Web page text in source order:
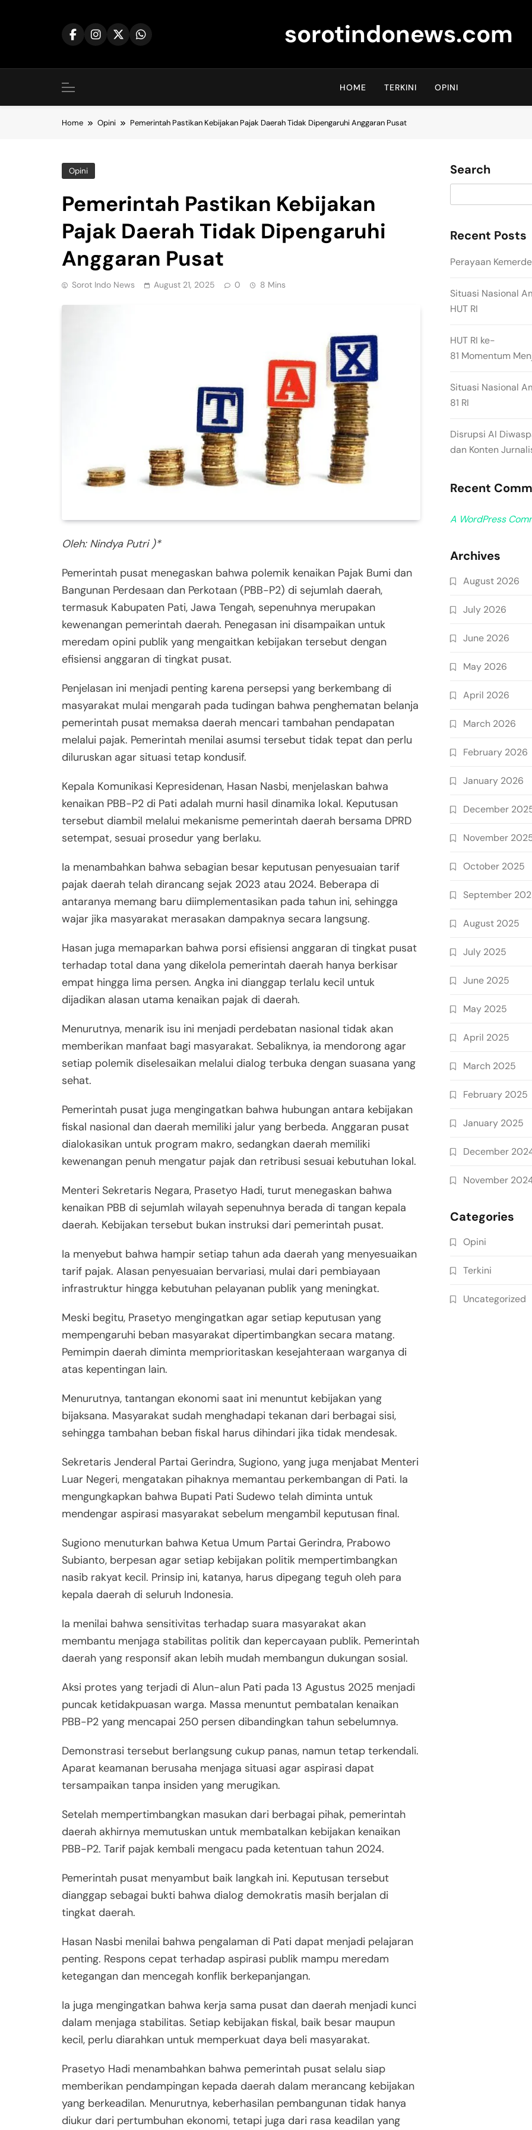
sorotindonews.com
HOME TERKINI OPINI
Home Opini Pemerintah Pastikan Kebijakan Pajak Daerah Tidak Dipengaruhi Anggaran Pusat
Opini
Pemerintah Pastikan Kebijakan
Pajak Daerah Tidak Dipengaruhi
Anggaran Pusat
Sorot Indo News August 21, 2025 0 8 Mins
Oleh: Nindya Putri )*
Pemerintah pusat menegaskan bahwa polemik kenaikan Pajak Bumi dan
Bangunan Perdesaan dan Perkotaan (PBB-P2) di sejumlah daerah,
termasuk Kabupaten Pati, Jawa Tengah, sepenuhnya merupakan
kewenangan pemerintah daerah. Penegasan ini disampaikan untuk
meredam opini publik yang mengaitkan kebijakan tersebut dengan
efisiensi anggaran di tingkat pusat.
Penjelasan ini menjadi penting karena persepsi yang berkembang di
masyarakat mulai mengarah pada tudingan bahwa penghematan belanja
pemerintah pusat memaksa daerah mencari tambahan pendapatan
melalui pajak. Pemerintah menilai asumsi tersebut tidak tepat dan perlu
diluruskan agar situasi tetap kondusif.
Kepala Komunikasi Kepresidenan, Hasan Nasbi, menjelaskan bahwa
kenaikan PBB-P2 di Pati adalah murni hasil dinamika lokal. Keputusan
tersebut diambil melalui mekanisme pemerintah daerah bersama DPRD
setempat, sesuai prosedur yang berlaku.
Ia menambahkan bahwa sebagian besar keputusan penyesuaian tarif
pajak daerah telah dirancang sejak 2023 atau 2024. Beberapa di
antaranya memang baru diimplementasikan pada tahun ini, sehingga
wajar jika masyarakat merasakan dampaknya secara langsung.
Hasan juga memaparkan bahwa porsi efisiensi anggaran di tingkat pusat
terhadap total dana yang dikelola pemerintah daerah hanya berkisar
empat hingga lima persen. Angka ini dianggap terlalu kecil untuk
dijadikan alasan utama kenaikan pajak di daerah.
Menurutnya, menarik isu ini menjadi perdebatan nasional tidak akan
memberikan manfaat bagi masyarakat. Sebaliknya, ia mendorong agar
setiap polemik diselesaikan melalui dialog terbuka dengan suasana yang
sehat.
Pemerintah pusat juga mengingatkan bahwa hubungan antara kebijakan
fiskal nasional dan daerah memiliki jalur yang berbeda. Anggaran pusat
dialokasikan untuk program makro, sedangkan daerah memiliki
kewenangan penuh mengatur pajak dan retribusi sesuai kebutuhan lokal.
Menteri Sekretaris Negara, Prasetyo Hadi, turut menegaskan bahwa
kenaikan PBB di sejumlah wilayah sepenuhnya berada di tangan kepala
daerah. Kebijakan tersebut bukan instruksi dari pemerintah pusat.
Ia menyebut bahwa hampir setiap tahun ada daerah yang menyesuaikan
tarif pajak. Alasan penyesuaian bervariasi, mulai dari pembiayaan
infrastruktur hingga kebutuhan pelayanan publik yang meningkat.
Meski begitu, Prasetyo mengingatkan agar setiap keputusan yang
mempengaruhi beban masyarakat dipertimbangkan secara matang.
Pemimpin daerah diminta memprioritaskan kesejahteraan warganya di
atas kepentingan lain.
Menurutnya, tantangan ekonomi saat ini menuntut kebijakan yang
bijaksana. Masyarakat sudah menghadapi tekanan dari berbagai sisi,
sehingga tambahan beban fiskal harus dihindari jika tidak mendesak.
Sekretaris Jenderal Partai Gerindra, Sugiono, yang juga menjabat Menteri
Luar Negeri, mengatakan pihaknya memantau perkembangan di Pati. Ia
mengungkapkan bahwa Bupati Pati Sudewo telah diminta untuk
mendengar aspirasi masyarakat sebelum mengambil keputusan final.
Sugiono menuturkan bahwa Ketua Umum Partai Gerindra, Prabowo
Subianto, berpesan agar setiap kebijakan politik mempertimbangkan
nasib rakyat kecil. Prinsip ini, katanya, harus dipegang teguh oleh para
kepala daerah di seluruh Indonesia.
Ia menilai bahwa sensitivitas terhadap suara masyarakat akan
membantu menjaga stabilitas politik dan kepercayaan publik. Pemerintah
daerah yang responsif akan lebih mudah membangun dukungan sosial.
Aksi protes yang terjadi di Alun-alun Pati pada 13 Agustus 2025 menjadi
puncak ketidakpuasan warga. Massa menuntut pembatalan kenaikan
PBB-P2 yang mencapai 250 persen dibandingkan tahun sebelumnya.
Demonstrasi tersebut berlangsung cukup panas, namun tetap terkendali.
Aparat keamanan berusaha menjaga situasi agar aspirasi dapat
tersampaikan tanpa insiden yang merugikan.
Setelah mempertimbangkan masukan dari berbagai pihak, pemerintah
daerah akhirnya memutuskan untuk membatalkan kebijakan kenaikan
PBB-P2. Tarif pajak kembali mengacu pada ketentuan tahun 2024.
Pemerintah pusat menyambut baik langkah ini. Keputusan tersebut
dianggap sebagai bukti bahwa dialog demokratis masih berjalan di
tingkat daerah.
Hasan Nasbi menilai bahwa pengalaman di Pati dapat menjadi pelajaran
penting. Respons cepat terhadap aspirasi publik mampu meredam
ketegangan dan mencegah konflik berkepanjangan.
Ia juga mengingatkan bahwa kerja sama pusat dan daerah menjadi kunci
dalam menjaga stabilitas. Setiap kebijakan fiskal, baik besar maupun
kecil, perlu diarahkan untuk memperkuat daya beli masyarakat.
Prasetyo Hadi menambahkan bahwa pemerintah pusat selalu siap
memberikan pendampingan kepada daerah dalam merancang kebijakan
yang berkeadilan. Menurutnya, keberhasilan pembangunan tidak hanya
diukur dari pertumbuhan ekonomi, tetapi juga dari rasa keadilan yang
Search
Recent Posts
Perayaan
Situasi Nasional
HUT RI
HUT RI ke-
81 Momentum
Situasi Nasional
81 RI
Disrupsi AI
dan Konten
Recent
A WordPress
Archives
August 2026
July 2026
June 2026
May 2026
April 2026
March 2026
February 2026
January 2026
December
November
October 2025
September
August 2025
July 2025
June 2025
May 2025
April 2025
March 2025
February 2025
January 2025
December
November
Categories
Opini
Terkini
Uncategorized